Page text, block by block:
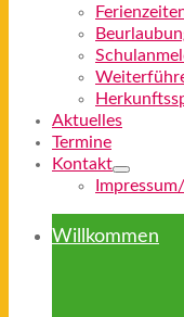
Aktuelles
Termine
Kontakt
Willkommen